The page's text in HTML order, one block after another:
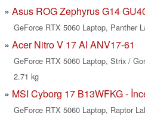
Asus ROG Zephyrus G14
GeForce RTX 5060 Laptop, Panther
Acer Nitro V 17 AI ANV17-61
GeForce RTX 5060 Laptop, Strix /
2.71 kg
MSI Cyborg 17 B13WFKG -
GeForce RTX 5060 Laptop, Raptor